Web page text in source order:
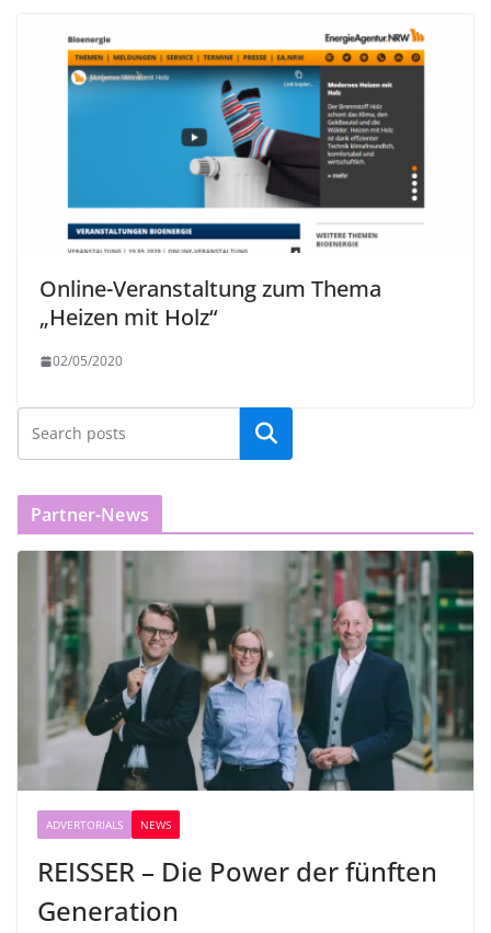
Online-Veranstaltung zum Thema
„Heizen mit Holz“
02/05/2020
Partner-News
ADVERTORIALS NEWS
REISSER – Die Power der fünften
Generation